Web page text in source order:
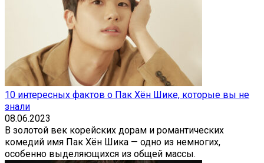
10 интересных фактов о Пак Хён Шике, которые вы не
знали
08.06.2023
В золотой век корейских дорам и романтических
комедий имя Пак Хён Шика — одно из немногих,
особенно выделяющихся из общей массы.